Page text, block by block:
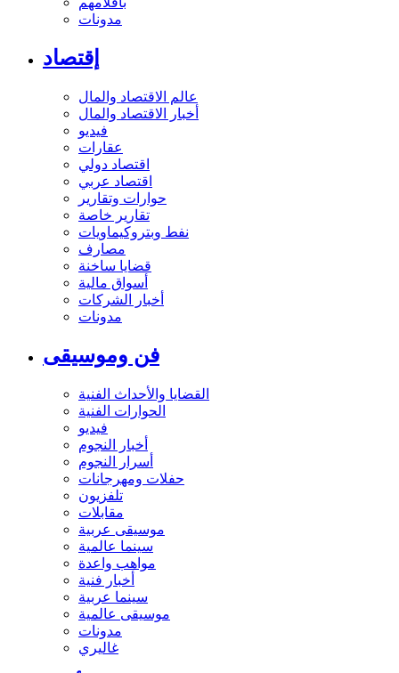
مدونات
إقتصاد
عالم الاقتصاد والمال
أخبار الاقتصاد والمال
فيديو
عقارات
اقتصاد دولي
اقتصاد عربي
حوارات وتقارير
تقارير خاصة
نفط وبتروكيماويات
مصارف
قضايا ساخنة
أسواق مالية
أخبار الشركات
مدونات
فن وموسيقى
القضايا والأحداث الفنية
الحوارات الفنية
فيديو
أخبار النجوم
أسرار النجوم
حفلات ومهرجانات
تلفزيون
مقابلات
موسيقى عربية
سينما عالمية
مواهب واعدة
أخبار فنية
سينما عربية
موسيقى عالمية
مدونات
غاليري